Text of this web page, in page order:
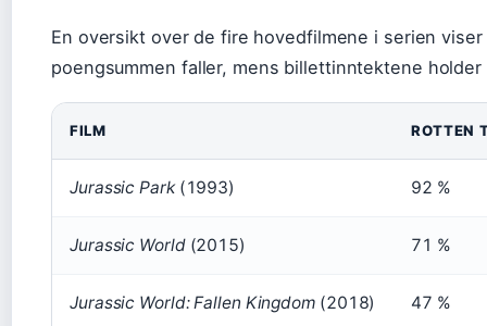
En oversikt over de fire hovedfilmene i serien
poengsummen faller, mens billettinntektene
FILM ROTTEN
Jurassic Park(1993) 92 %
Jurassic World(2015) 71 %
Jurassic World: Fallen Kingdom (2018) 47 %